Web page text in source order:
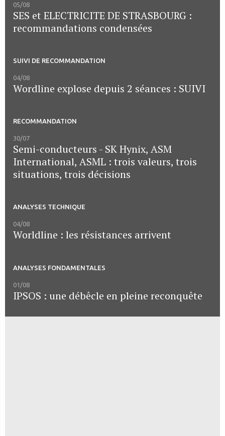
05/08
SES et ELECTRICITE DE STRASBOURG :
recommandations condensées
SUIVI DE RECOMMANDATION
04/08
Wordline explose depuis 2 séances : SUIVI
RECOMMANDATION
30/07
Semi-conducteurs - SK Hynix, ASM
International, ASML : trois valeurs, trois
situations, trois décisions
ANALYSES TECHNIQUE
04/08
Worldline : les résistances arrivent
ANALYSES FONDAMENTALES
01/08
IPSOS : une débêcle en pleine reconquête